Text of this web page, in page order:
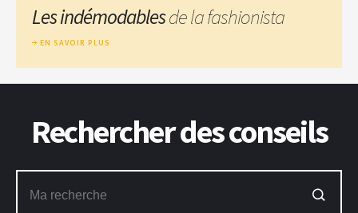
Les indémodablesde la fashionista
EN SAVOIR PLUS
Rechercher des conseils